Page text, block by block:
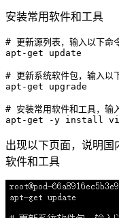
安装常用软件和工具
# 更新源列表，输入以下命令
apt-get update
# 更新系统软件包，输入以
apt-get upgrade
# 安装常用软件和工具，输
apt-get
出现以下页面，说明国
软件和工具